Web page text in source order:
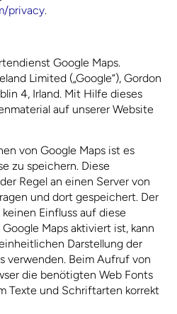
privacy.
Google Maps.
Limited („Google“), Gordon
4, Irland. Mit Hilfe dieses
auf unserer Website
von Google Maps ist es
zu speichern. Diese
Regel an einen Server von
und dort gespeichert. Der
Einfluss auf diese
Maps aktiviert ist, kann
Darstellung der
verwenden. Beim Aufruf von
die benötigten Web Fonts
Texte und Schriftarten korrekt